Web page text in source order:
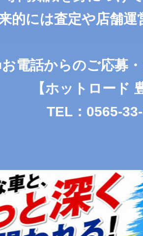
的には査定や店舗運
電話からのご応募
【ホットロード
TEL：0565-